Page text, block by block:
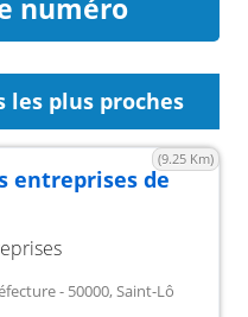
numéro
les plus proches
(9.25 Km)
entreprises de
- 50000, Saint-Lô